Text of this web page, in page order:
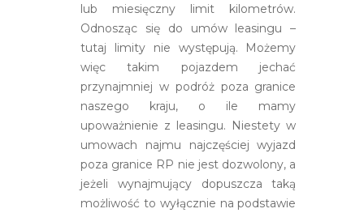
lub miesięczny limit kilometrów.
Odnosząc się do umów leasingu –
tutaj limity nie występują. Możemy
więc takim pojazdem jechać
przynajmniej w podróż poza granice
naszego kraju, o ile mamy
upoważnienie z leasingu. Niestety w
umowach najmu najczęściej wyjazd
poza granice RP nie jest dozwolony, a
jeżeli wynajmujący dopuszcza taką
możliwość to wyłącznie na podstawie